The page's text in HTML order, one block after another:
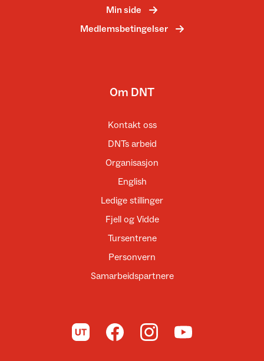
Min side
Medlemsbetingelser
Om DNT
Kontakt oss
DNTs arbeid
Organisasjon
English
Ledige stillinger
Fjell og Vidde
Tursentrene
Personvern
Samarbeidspartnere
Til UT.no Til DNT på Facebook
Til DNT på Instagram
Til DNT på YouTube